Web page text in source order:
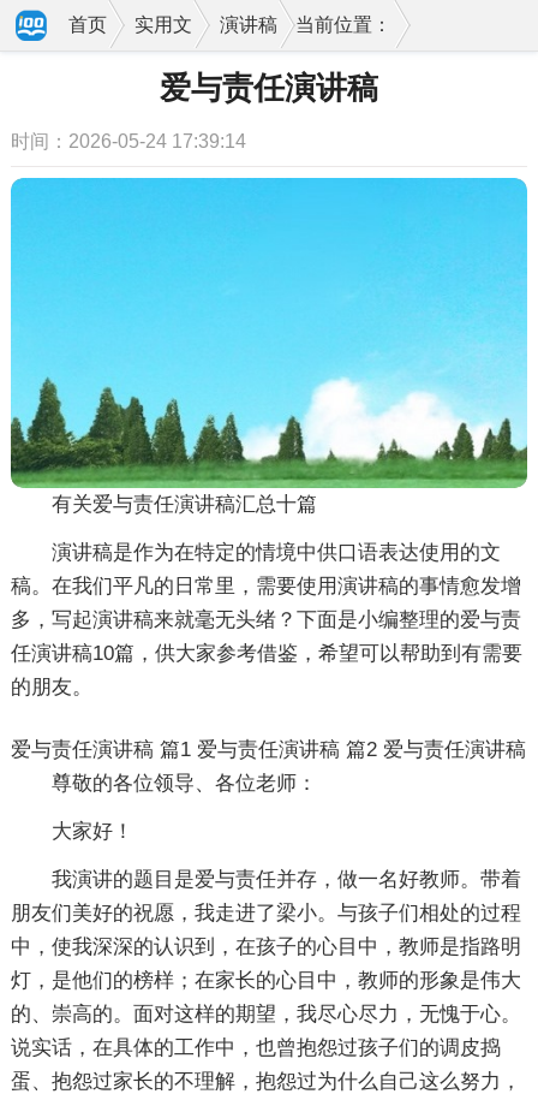
当前位置：
首页 实用文 演讲稿
爱与责任演讲稿
时间：2026-05-24 17:39:14
有关爱与责任演讲稿汇总十篇
演讲稿是作为在特定的情境中供口语表达使用的文
稿。在我们平凡的日常里，需要使用演讲稿的事情愈发增
多，写起演讲稿来就毫无头绪？下面是小编整理的爱与责
任演讲稿10篇，供大家参考借鉴，希望可以帮助到有需要
的朋友。
爱与责任演讲稿 篇1
尊敬的各位领导、各位老师：
大家好！
我演讲的题目是爱与责任并存，做一名好教师。带着
朋友们美好的祝愿，我走进了梁小。与孩子们相处的过程
中，使我深深的认识到，在孩子的心目中，教师是指路明
灯，是他们的榜样；在家长的心目中，教师的形象是伟大
的、崇高的。面对这样的期望，我尽心尽力，无愧于心。
说实话，在具体的工作中，也曾抱怨过孩子们的调皮捣
蛋、抱怨过家长的不理解，抱怨过为什么自己这么努力，
爱与责任演讲稿 篇2 爱与责任演讲稿